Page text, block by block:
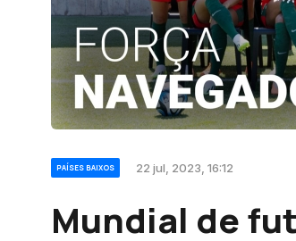
PAÍSES BAIXOS 22 jul, 2023, 16:12
Mundial de